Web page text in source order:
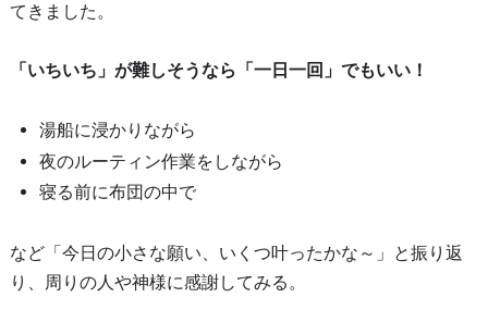
てきました。
「いちいち」が難しそうなら「一日一回」でもいい！
湯船に浸かりながら
夜のルーティン作業をしながら
寝る前に布団の中で
など「今日の小さな願い、いくつ叶ったかな～」と振り返
り、周りの人や神様に感謝してみる。